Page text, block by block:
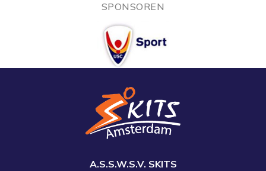
SPONSOREN
A.S.S.W.S.V. SKITS